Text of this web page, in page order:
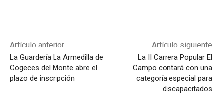
Artículo anterior
La Guardería La Armedilla de
Cogeces del Monte abre el
plazo de inscripción
Artículo siguiente
La II Carrera Popular El
Campo contará con una
categoría especial para
discapacitados